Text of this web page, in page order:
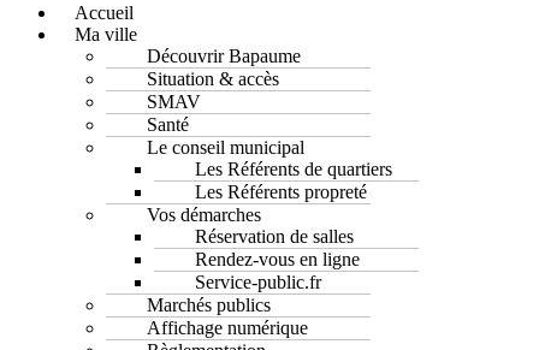
Accueil
Ma ville
Découvrir Bapaume
Situation & accès
SMAV
Santé
Le conseil municipal
Les Référents de quartiers
Les Référents propreté
Vos démarches
Réservation de salles
Rendez-vous en ligne
Service-public.fr
Marchés publics
Affichage numérique